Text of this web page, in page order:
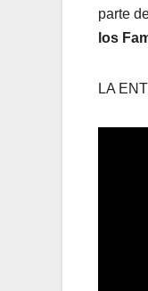
parte
los
LA